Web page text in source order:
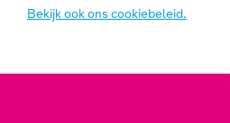
Bekijk ook ons cookiebeleid.